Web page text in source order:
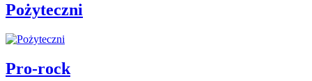
Pożyteczni
Pro-rock